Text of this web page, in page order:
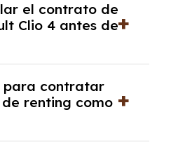
tipo de entrada
exija el proveedor
estudio de viabilidad
el contrato de
Clio 4 antes de
por
Es importante revisar
y hablar con un
para contratar
de renting como